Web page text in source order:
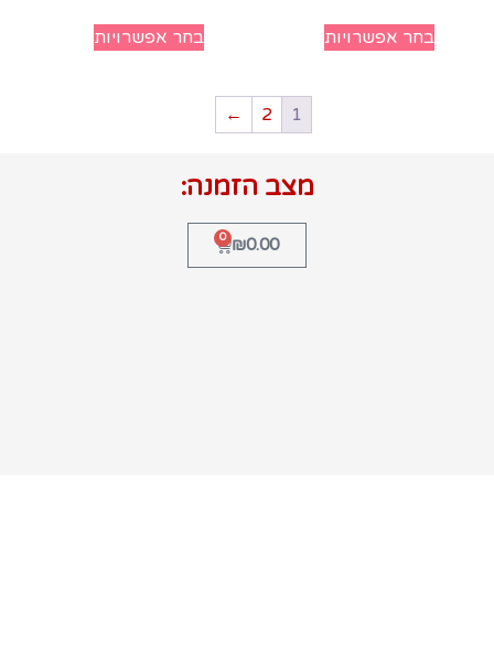
בחר אפשרויות בחר אפשרויות
1
2
←
מצב הזמנה:
₪0.00
0